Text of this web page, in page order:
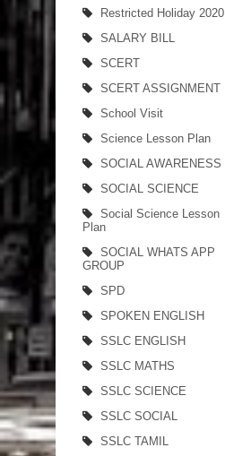
Restricted Holiday 2020
SALARY BILL
SCERT
SCERT ASSIGNMENT
School Visit
Science Lesson Plan
SOCIAL AWARENESS
SOCIAL SCIENCE
Social Science Lesson
Plan
SOCIAL WHATS APP
GROUP
SPD
SPOKEN ENGLISH
SSLC ENGLISH
SSLC MATHS
SSLC SCIENCE
SSLC SOCIAL
SSLC TAMIL